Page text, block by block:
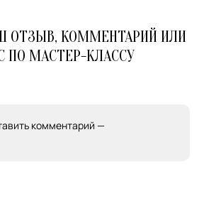
ОТЗЫВ, КОММЕНТАРИЙ ИЛИ
ПО МАСТЕР-КЛАССУ
комментарий —